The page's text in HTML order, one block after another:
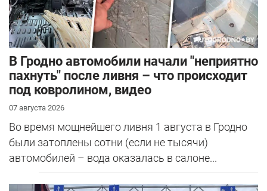
В Гродно автомобили начали "неприятно
пахнуть" после ливня – что происходит
под ковролином, видео
07 августа 2026
Во время мощнейшего ливня 1 августа в Гродно
были затоплены сотни (если не тысячи)
автомобилей – вода оказалась в салоне...